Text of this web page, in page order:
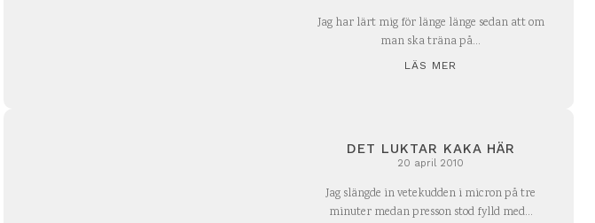
Jag har lärt mig för länge länge sedan att om
man ska träna på...
LÄS MER
DET LUKTAR KAKA HÄR
20 april 2010
Jag slängde in vetekudden i micron på tre
minuter medan presson stod fylld med...